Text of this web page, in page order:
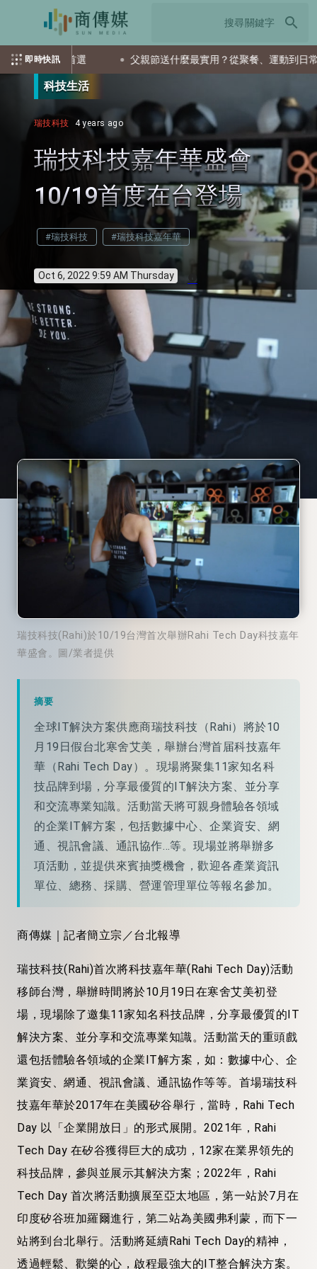
search
即時快訊
是首選 父親節送什麼最實用？從聚餐、運動到日常營養 4種
科技生活
瑞技科技 4 years ago
瑞技科技嘉年華盛會
10/19首度在台登場
#瑞技科技 #瑞技科技嘉年華
Oct 6, 2022 9:59 AM Thursday
瑞技科技(Rahi)於10/19台灣首次舉辦Rahi Tech Day科技嘉年
華盛會。圖/業者提供
摘要
全球IT解決方案供應商瑞技科技（Rahi）將於10
月19日假台北寒舍艾美，舉辦台灣首届科技嘉年
華（Rahi Tech Day）。現場將聚集11家知名科
技品牌到場，分享最優質的IT解決方案、並分享
和交流專業知識。活動當天將可親身體驗各領域
的企業IT解方案，包括數據中心、企業資安、網
通、視訊會議、通訊協作…等。現場並將舉辦多
項活動，並提供來賓抽獎機會，歡迎各產業資訊
單位、總務、採購、營運管理單位等報名參加。
商傳媒｜記者簡立宗／台北報導
瑞技科技(Rahi)首次將科技嘉年華(Rahi Tech Day)活動
移師台灣，舉辦時間將於10月19日在寒舍艾美初登
場，現場除了邀集11家知名科技品牌，分享最優質的IT
解決方案、並分享和交流專業知識。活動當天的重頭戲
還包括體驗各領域的企業IT解方案，如：數據中心、企
業資安、網通、視訊會議、通訊協作等等。首場瑞技科
技嘉年華於2017年在美國矽谷舉行，當時，Rahi Tech
Day 以「企業開放日」的形式展開。2021年，Rahi
Tech Day 在矽谷獲得巨大的成功，12家在業界領先的
科技品牌，參與並展示其解決方案；2022年，Rahi
Tech Day 首次將活動擴展至亞太地區，第一站於7月在
印度矽谷班加羅爾進行，第二站為美國弗利蒙，而下一
站將到台北舉行。活動將延續Rahi Tech Day的精神，
透過輕鬆、歡樂的心，啟程最強大的IT整合解決方案。